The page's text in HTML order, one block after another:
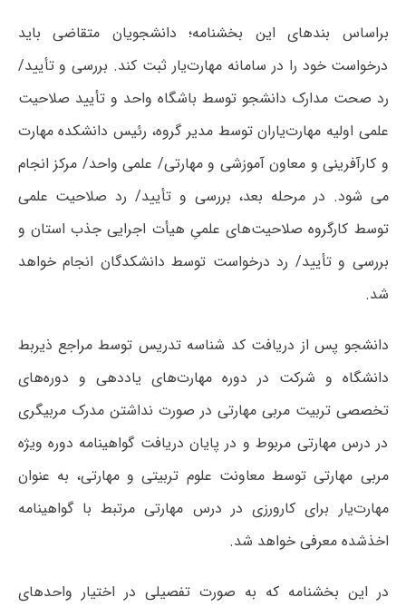
براساس بندهای این بخشنامه؛ دانشجویان متقاضی باید
درخواست خود را در سامانه مهارت‌یار ثبت کند. بررسی و تأیید/
رد صحت مدارک دانشجو توسط باشگاه واحد و تأیید صلاحیت
علمی اولیه مهارت‌یاران توسط مدیر گروه، رئیس دانشکده مهارت
و کارآفرینی و معاون آموزشی و مهارتی/ علمی واحد/ مرکز انجام
می شود. در مرحله بعد، بررسی و تأیید/ رد صلاحیت علمی
توسط کارگروه صلاحیت‌های علمیِ هیأت اجرایی جذب استان و
بررسی و تأیید/ رد درخواست توسط دانشکدگان انجام خواهد
شد.
دانشجو پس از دریافت کد شناسه تدریس توسط مراجع ذیربط
دانشگاه و شرکت در دوره مهارت‌های یاددهی و دوره‌های
تخصصی تربیت مربی مهارتی در صورت نداشتن مدرک مربیگری
در درس مهارتی مربوط و در پایان دریافت گواهینامه دوره ویژه
مربی مهارتی توسط معاونت علوم تربیتی و مهارتی، به عنوان
مهارت‌یار برای کارورزی در درس مهارتی مرتبط با گواهینامه
اخذشده معرفی خواهد شد.
در این بخشنامه که به صورت تفصیلی در اختیار واحدهای